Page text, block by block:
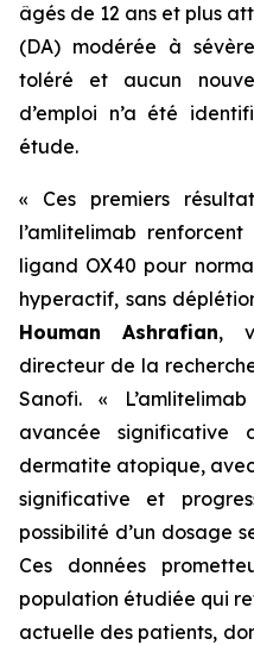
âgés de 12 ans et plus
(DA) modérée à
toléré et aucun
d’emploi n’a été
étude.
« Ces premiers
l’amlitelimab
ligand OX40 pour
hyperactif, sans
Houman Ashrafian,
directeur de la
Sanofi. «
avancée
dermatite atopique,
significative et
possibilité d’un dosage
Ces données
population étudiée qui
actuelle des patients,